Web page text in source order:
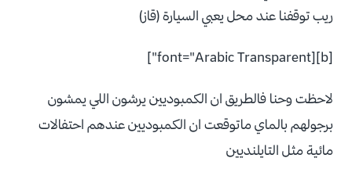
ريب توقفنا عند محل يعبي السيارة (قاز)
[b][font="Arabic Transparent"]
لاحظت وحنا فالطريق ان الكمبوديين يرشون اللي يمشون
برجولهم بالماي ماتوقعت ان الكمبوديين عندهم احتفالات
مائية مثل التايلنديين